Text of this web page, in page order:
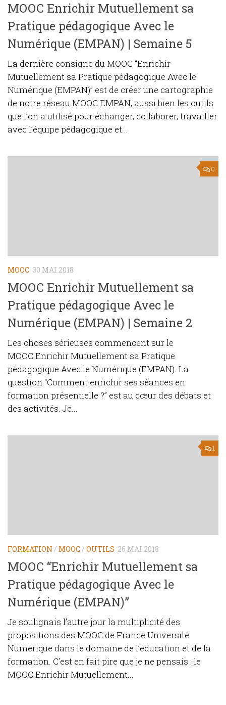
MOOC Enrichir Mutuellement sa
Pratique pédagogique Avec le
Numérique (EMPAN) | Semaine 5
La dernière consigne du MOOC “Enrichir
Mutuellement sa Pratique pédagogique Avec le
Numérique (EMPAN)” est de créer une cartographie
de notre réseau MOOC EMPAN, aussi bien les outils
que l’on a utilisé pour échanger, collaborer, travailler
avec l’équipe pédagogique et...
0
MOOC 30 MAI 2018
MOOC Enrichir Mutuellement sa
Pratique pédagogique Avec le
Numérique (EMPAN) | Semaine 2
Les choses sérieuses commencent sur le
MOOC Enrichir Mutuellement sa Pratique
pédagogique Avec le Numérique (EMPAN). La
question “Comment enrichir ses séances en
formation présentielle ?” est au cœur des débats et
des activités. Je...
1
FORMATION / MOOC/ OUTILS 26 MAI 2018
MOOC “Enrichir Mutuellement sa
Pratique pédagogique Avec le
Numérique (EMPAN)”
Je soulignais l’autre jour la multiplicité des
propositions des MOOC de France Université
Numérique dans le domaine de l’éducation et de la
formation. C’est en fait pire que je ne pensais : le
MOOC Enrichir Mutuellement...